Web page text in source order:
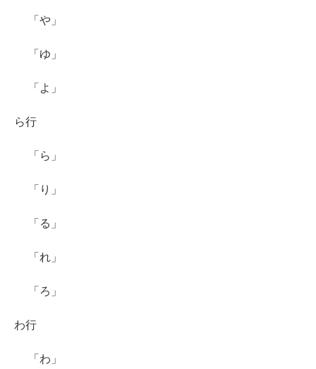
「や」
「ゆ」
「よ」
ら行
「ら」
「り」
「る」
「れ」
「ろ」
わ行
「わ」